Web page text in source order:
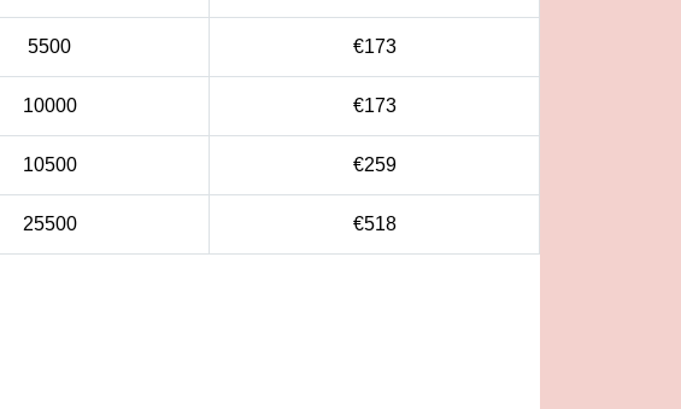
5500 €173
10000 €173
10500 €259
25500 €518